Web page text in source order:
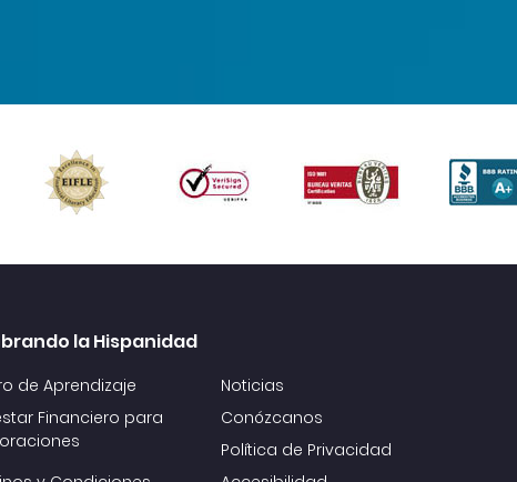
la Hispanidad
de Aprendizaje
Noticias
Financiero para
Conózcanos
Política de Privacidad